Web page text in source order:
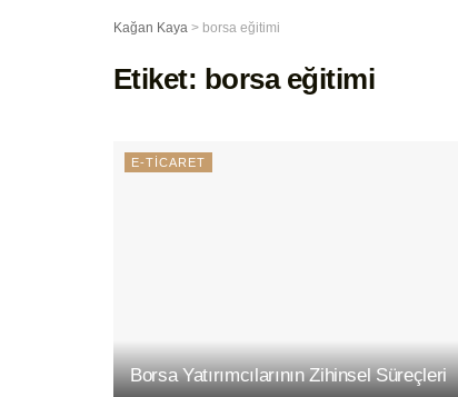
Kağan Kaya > borsa eğitimi
Etiket: borsa eğitimi
E-TİCARET
Borsa Yatırımcılarının Zihinsel Süreçleri